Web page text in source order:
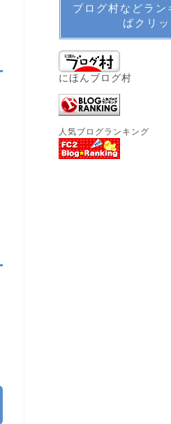
ブログ村などラ
ばクリ
にほんブログ村
人気ブログランキング